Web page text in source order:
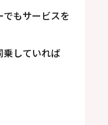
もサービスを
乗していれば